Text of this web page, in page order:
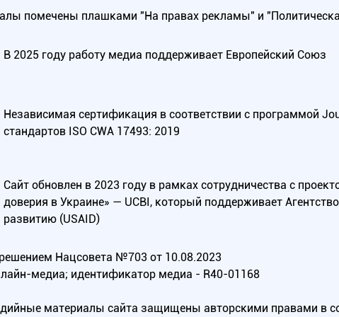
помечены плашками "На правах рекламы" и
В 2025 году работу медиа поддерживает Европейский Союз
Независимая сертификация в соответствии с программой
стандартов ISO CWA 17493: 2019
Сайт обновлен в 2023 году в рамках сотрудничества с
доверия в Украине» — UCBI, который поддерживает
развитию (USAID)
Нацсовета №703 от 10.08.2023
медиа; идентификатор медиа - R40-01168
материалы сайта защищены авторскими правами в